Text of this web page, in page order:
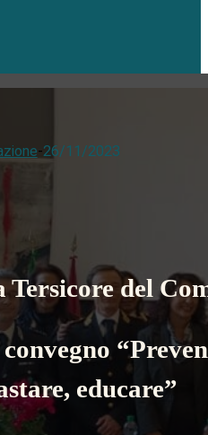
-26/11/2023
Tersicore del
educare”